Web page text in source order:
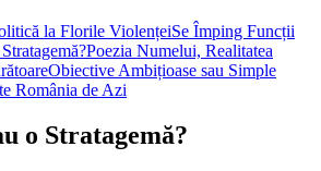
la Florile ViolențeiSe Împing Funcții
Poezia Numelui, Realitatea
Obiective Ambițioase sau Simple
România de Azi
o Stratagemă?